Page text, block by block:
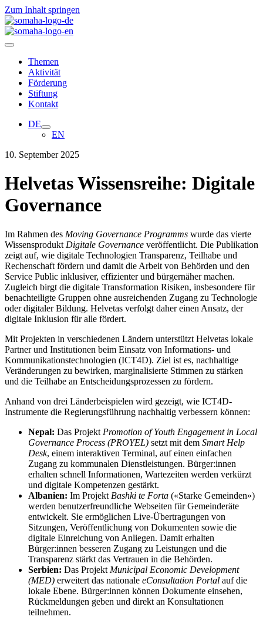
Zum Inhalt springen
Themen
Aktivität
Förderung
Stiftung
Kontakt
DE
EN
10. September 2025
Helvetas Wissensreihe: Digitale
Governance
Im Rahmen des Moving Governance Programms wurde das vierte
Wissensprodukt Digitale Governance veröffentlicht. Die Publikation
zeigt auf, wie digitale Technologien Transparenz, Teilhabe und
Rechenschaft fördern und damit die Arbeit von Behörden und den
Service Public inklusiver, effizienter und bürgernäher machen.
Zugleich birgt die digitale Transformation Risiken, insbesondere für
benachteiligte Gruppen ohne ausreichenden Zugang zu Technologie
oder digitaler Bildung. Helvetas verfolgt daher einen Ansatz, der
digitale Inklusion für alle fördert.
Mit Projekten in verschiedenen Ländern unterstützt Helvetas lokale
Partner und Institutionen beim Einsatz von Informations- und
Kommunikationstechnologien (ICT4D). Ziel ist es, nachhaltige
Veränderungen zu bewirken, marginalisierte Stimmen zu stärken
und die Teilhabe an Entscheidungsprozessen zu fördern.
Anhand von drei Länderbeispielen wird gezeigt, wie ICT4D-
Instrumente die Regierungsführung nachhaltig verbessern können:
Nepal: Das Projekt Promotion of Youth Engagement in Local
Governance Process (PROYEL) setzt mit dem Smart Help
Desk, einem interaktiven Terminal, auf einen einfachen
Zugang zu kommunalen Dienstleistungen. Bürger:innen
erhalten schnell Informationen, Wartezeiten werden verkürzt
und digitale Kompetenzen gestärkt.
Albanien: Im Projekt Bashki te Forta («Starke Gemeinden»)
werden benutzerfreundliche Webseiten für Gemeinderäte
entwickelt. Sie ermöglichen Live-Übertragungen von
Sitzungen, Veröffentlichung von Dokumenten sowie die
digitale Einreichung von Anliegen. Damit erhalten
Bürger:innen besseren Zugang zu Leistungen und die
Transparenz stärkt das Vertrauen in die Behörden.
Serbien: Das Projekt Municipal Economic Development
(MED) erweitert das nationale eConsultation Portal auf die
lokale Ebene. Bürger:innen können Dokumente einsehen,
Rückmeldungen geben und direkt an Konsultationen
teilnehmen.